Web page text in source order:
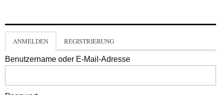
ANMELDEN REGISTRIERUNG
Benutzername oder E-Mail-Adresse